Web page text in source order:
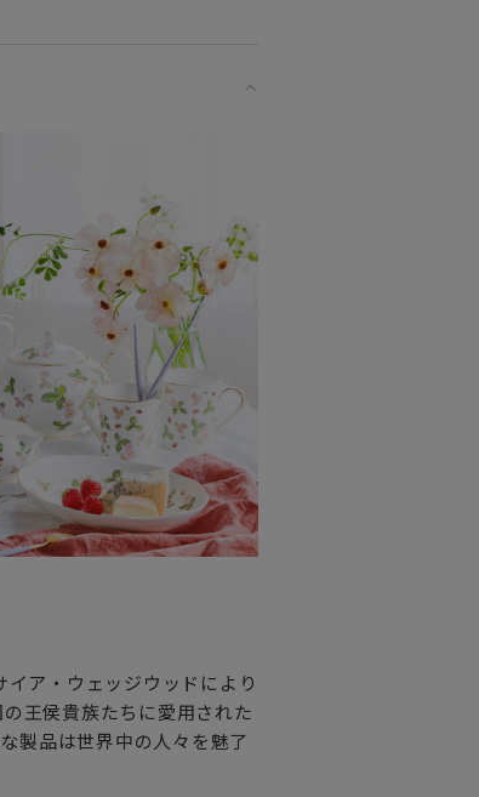
ア・ウェッジウッドにより
王侯貴族たちに愛用された
製品は世界中の人々を魅了